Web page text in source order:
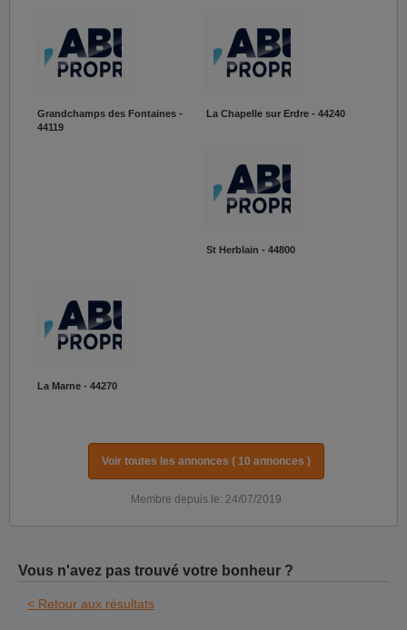
Grandchamps des Fontaines -
44119
La Chapelle sur Erdre - 44240
St Herblain - 44800
La Marne - 44270
Voir toutes les annonces ( 10 annonces )
Membre depuis le: 24/07/2019
Vous n'avez pas trouvé votre bonheur ?
< Retour aux résultats